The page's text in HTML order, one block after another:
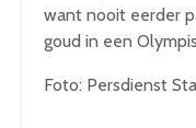
want nooit eerder
goud in een
Foto: Persdienst